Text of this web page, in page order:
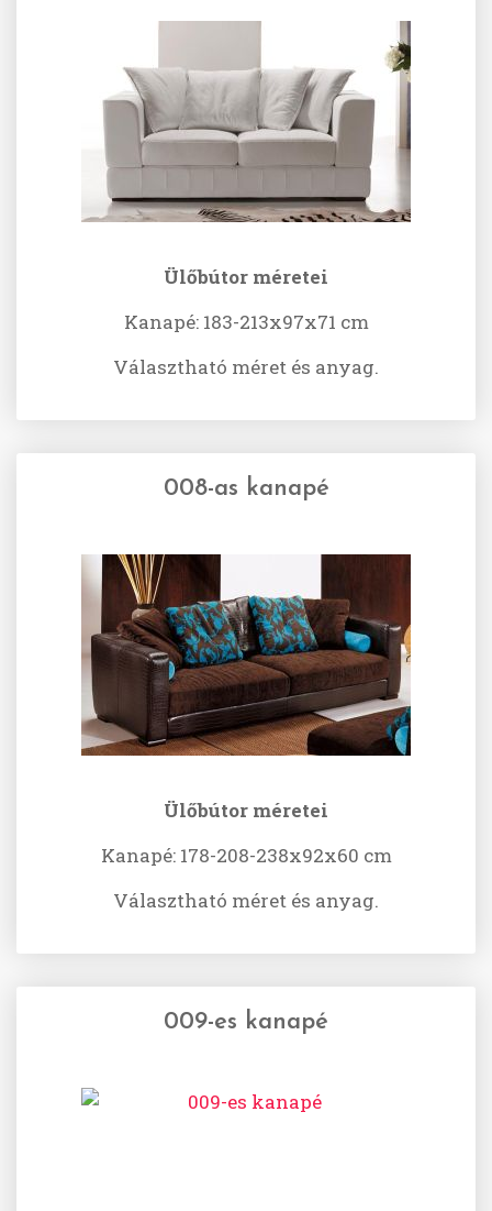
Ülőbútor méretei
Kanapé: 183-213x97x71 cm
Választható méret és anyag.
008-as kanapé
Ülőbútor méretei
Kanapé: 178-208-238x92x60 cm
Választható méret és anyag.
009-es kanapé